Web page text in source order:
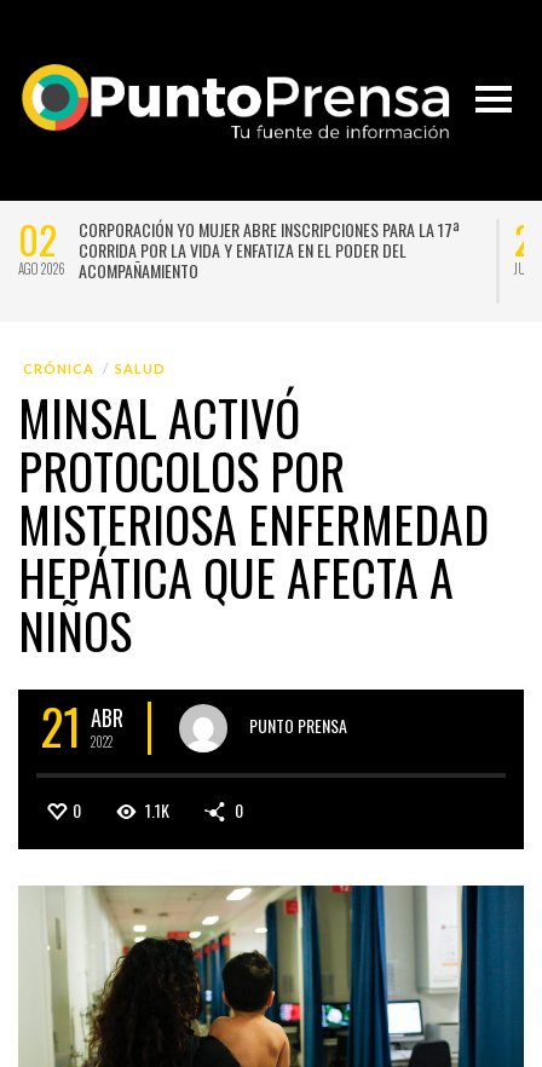
02
AGO 2026
CORPORACIÓN YO MUJER ABRE INSCRIPCIONES PARA LA 17ª
CORRIDA POR LA VIDA Y ENFATIZA EN EL PODER DEL
ACOMPAÑAMIENTO
JUL
CRÓNICA SALUD
MINSAL ACTIVÓ
PROTOCOLOS POR
MISTERIOSA ENFERMEDAD
HEPÁTICA QUE AFECTA A
NIÑOS
21 ABR
2022
PUNTO PRENSA
0 1.1K 0